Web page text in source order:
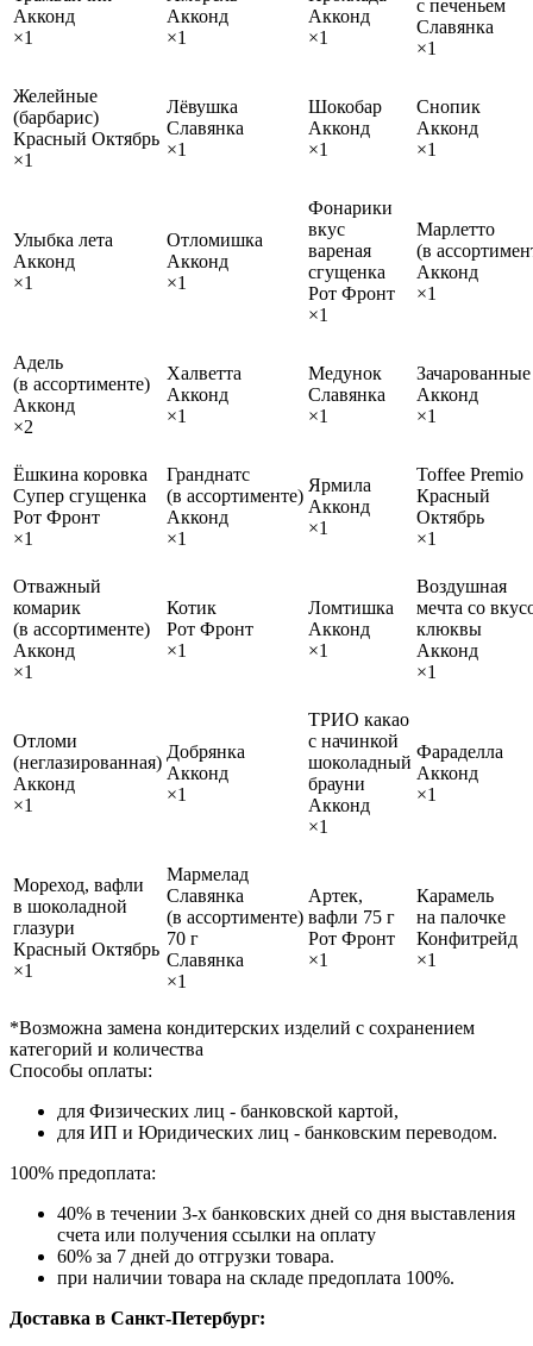
Акконд
×1
Акконд
×1
Акконд
×1
с печеньем
Славянка
×1
Желейные
(барбарис)
Красный Октябрь
×1
Лёвушка
Славянка
×1
Шокобар
Акконд
×1
Снопик
Акконд
×1
Улыбка лета
Акконд
×1
Отломишка
Акконд
×1
Фонарики
вкус
вареная
сгущенка
Рот Фронт
×1
Марлетто
(в
Акконд
×1
Адель
(в ассортименте)
Акконд
×2
Халветта
Акконд
×1
Медунок
Славянка
×1
Зачарованные
Акконд
×1
Ёшкина коровка
Супер сгущенка
Рот Фронт
×1
Гранднатс
(в ассортименте)
Акконд
×1
Ярмила
Акконд
×1
Toffee Premio
Красный
Октябрь
×1
Отважный
комарик
(в ассортименте)
Акконд
×1
Котик
Рот Фронт
×1
Ломтишка
Акконд
×1
Воздушная
мечта со
клюквы
Акконд
×1
Отломи
(неглазированная)
Акконд
×1
Добрянка
Акконд
×1
ТРИО какао
с начинкой
шоколадный
брауни
Акконд
×1
Фараделла
Акконд
×1
Мореход, вафли
в шоколадной
глазури
Красный Октябрь
×1
Мармелад
Славянка
(в ассортименте)
70 г
Славянка
×1
Артек,
вафли 75 г
Рот Фронт
×1
Карамель
на палочке
Конфитрейд
×1
*Возможна замена кондитерских изделий с сохранением
категорий и количества
Способы оплаты:
для Физических лиц - банковской картой,
для ИП и Юридических лиц - банковским переводом.
100% предоплата:
40% в течении 3-х банковских дней со дня выставления
счета или получения ссылки на оплату
60% за 7 дней до отгрузки товара.
при наличии товара на складе предоплата 100%.
Доставка в Санкт-Петербург: